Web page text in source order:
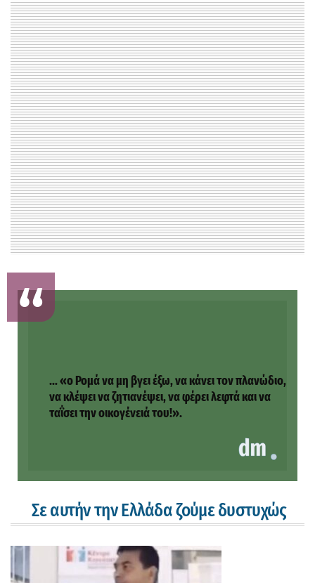
… «ο Ρομά να μη βγει έξω, να κάνει τον πλανώδιο,
να κλέψει να ζητιανέψει, να φέρει λεφτά και να
ταΐσει την οικογένειά του!».
Σε αυτήν την Ελλάδα ζούμε δυστυχώς